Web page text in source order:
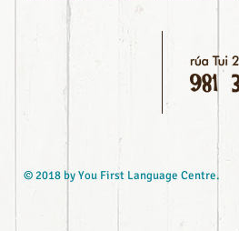
© 2018 by You First Language Centre.